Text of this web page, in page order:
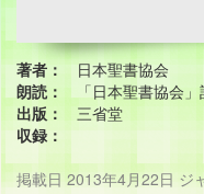
著者：
日本聖書協会
朗読：
「日本聖書協会
出版：
三省堂
収録：
掲載日 2013年4月22日 ジ